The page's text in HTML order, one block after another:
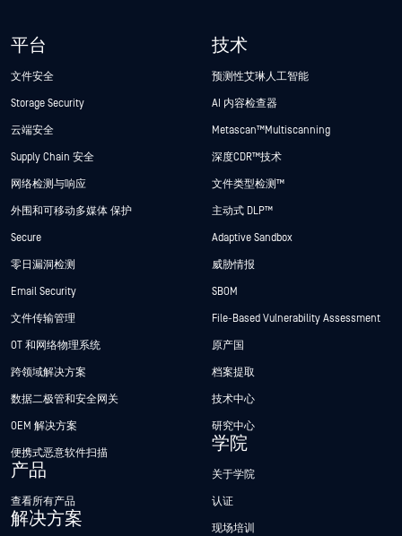
平台
文件安全
Storage Security
云端安全
Supply Chain 安全
网络检测与响应
外围和可移动多媒体 保护
Secure
零日漏洞检测
Email Security
文件传输管理
OT 和网络物理系统
跨领域解决方案
数据二极管和安全网关
OEM 解决方案
便携式恶意软件扫描
产品
查看所有产品
解决方案
技术
预测性艾琳人工智能
AI 内容检查器
Metascan™ Multiscanning
深度CDR™技术
文件类型检测™
主动式 DLP™
Adaptive Sandbox
威胁情报
SBOM
File-Based Vulnerability Assessment
原产国
档案提取
技术中心
研究中心
学院
关于学院
认证
现场培训